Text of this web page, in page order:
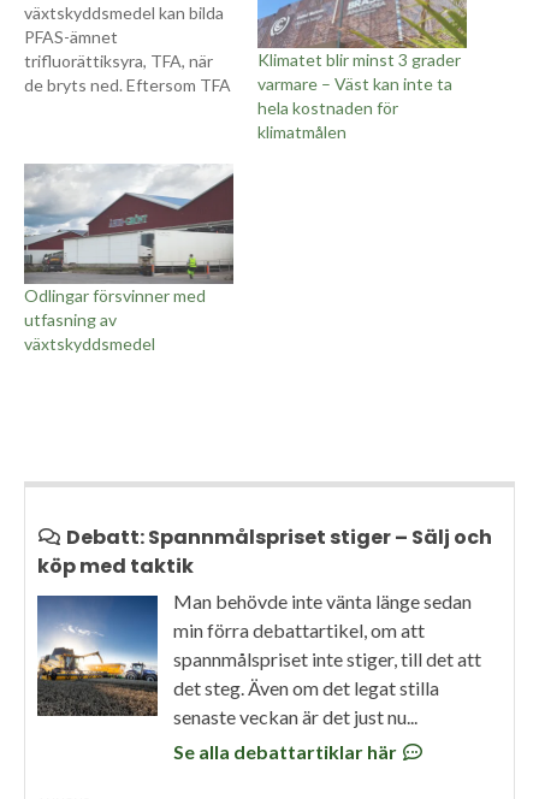
växtskyddsmedel kan bilda
PFAS-ämnet
trifluorättiksyra, TFA, när
de bryts ned. Eftersom TFA
hösten år 2025 att skärpa
prövningen av denna grupp
av växtskyddsmedel. I en ny
analys belyser
Växtskyddsrådet
konsekvenserna för
svenskt jordbruk och
trädgårdsodling om viktiga
Klimatet blir minst 3 grader
varmare – Väst kan inte ta
hela kostnaden för
klimatmålen
Odlingar försvinner med
utfasning av
växtskyddsmedel
Debatt: Spannmålspriset stiger – Sälj och
köp med taktik
Man behövde inte vänta länge sedan
min förra debattartikel, om att
spannmålspriset inte stiger, till det att
det steg. Även om det legat stilla
senaste veckan är det just nu...
Se alla debattartiklar här